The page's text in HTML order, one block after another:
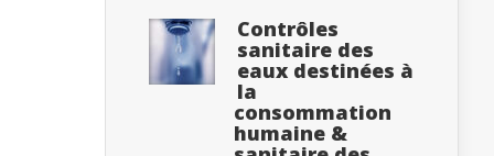
Contrôles
sanitaire des
eaux destinées à
la
consommation
humaine &